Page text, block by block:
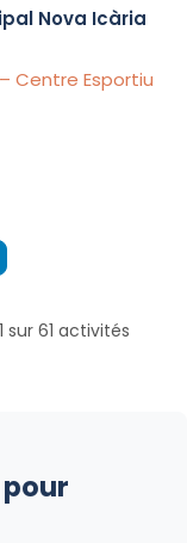
Nova Icària
Centre Esportiu
61 activités